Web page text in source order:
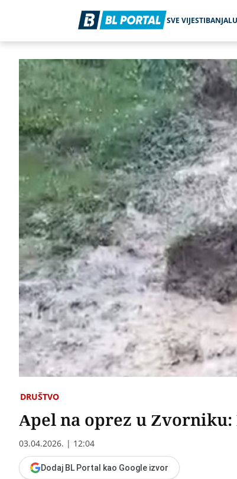
SVE VIJESTI
DRUŠTVO
Apel na oprez u
03.04.2026. | 12:04
Dodaj BL Portal kao Google izvor